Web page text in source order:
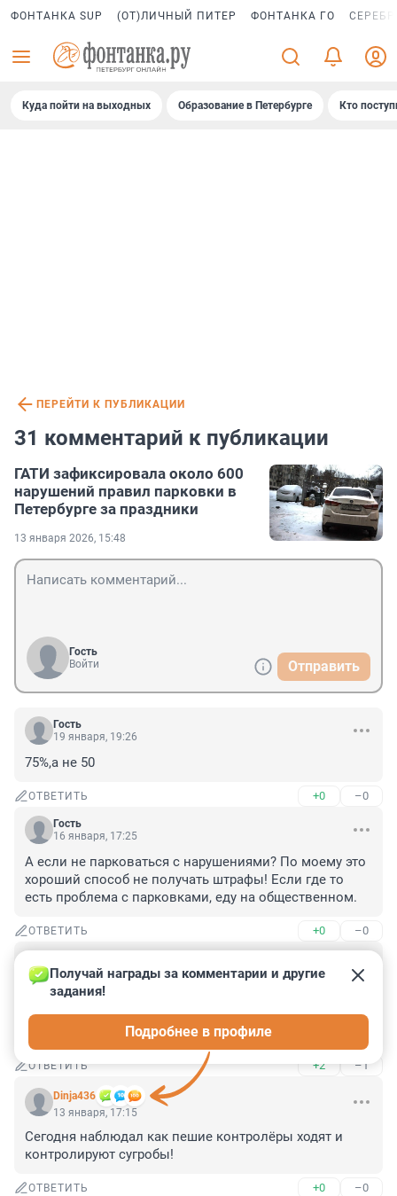
ФОНТАНКА SUP (ОТ)ЛИЧНЫЙ ПИТЕР ФОНТАНКА ГО
Куда пойти на выходных Образование в Петербурге Кто
ПЕРЕЙТИ К ПУБЛИКАЦИИ
31 комментарий к публикации
ГАТИ зафиксировала около 600
нарушений правил парковки в
Петербурге за праздники
13 января 2026, 15:48
Гость
Войти
Отправить
Гость
19 января, 19:26
75%,а не 50
ОТВЕТИТЬ +0 –0
Гость
16 января, 17:25
А если не парковаться с нарушениями? По моему это
хороший способ не получать штрафы! Если где то
есть проблема с парковками, еду на общественном.
ОТВЕТИТЬ +0 –0
14 января, 09:17
Ну не может город нормально вместить всех. Чем
больше приезжих тем жёстче будут правила парковки
вплоть до платного въезда в центр.
ОТВЕТИТЬ +2 –1
Dinja436
Получай награды за комментарии и другие
задания!
Подробнее в профиле
13 января, 17:15
Сегодня наблюдал как пешие контролёры ходят и
контролируют сугробы!
ОТВЕТИТЬ +0 –0